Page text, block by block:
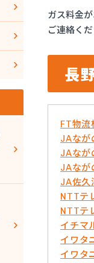
ガス料金
ご連絡く
長
FT物流
JAな
JAな
JAな
JA佐久
NTTテ
NTTテ
イチマ
イワタ
イワタ